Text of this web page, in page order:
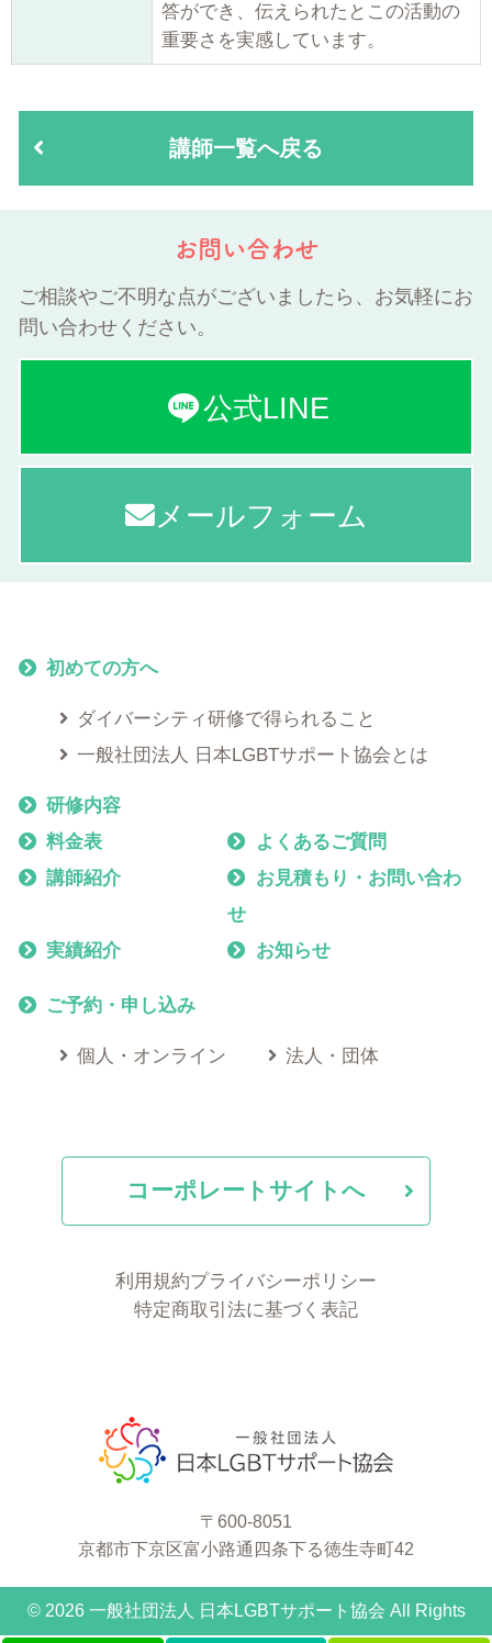
答ができ、伝えられたとこの活動の
重要さを実感しています。
講師一覧へ戻る
お問い合わせ
ご相談やご不明な点がございましたら、お気軽にお
問い合わせください。
公式LINE
メールフォーム
初めての方へ
ダイバーシティ研修で得られること
一般社団法人 日本LGBTサポート協会とは
研修内容
料金表
よくあるご質問
講師紹介
お見積もり・お問い合わ
せ
実績紹介
お知らせ
ご予約・申し込み
個人・オンライン 法人・団体
コーポレートサイトへ
利用規約プライバシーポリシー
特定商取引法に基づく表記
〒600-8051
京都市下京区富小路通四条下る徳生寺町42
© 2026 一般社団法人 日本LGBTサポート協会 All Rights